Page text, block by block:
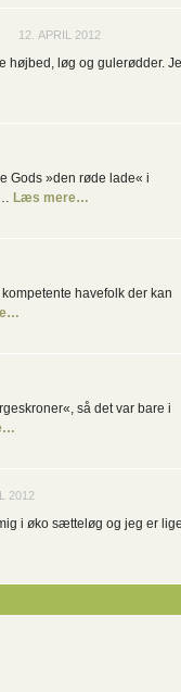
12. APRIL 2012
højbed, løg og gulerødder.
Gods »den røde lade« i
Læs mere…
havefolk der kan
så det var bare i
2012
i øko sætteløg og jeg er lige